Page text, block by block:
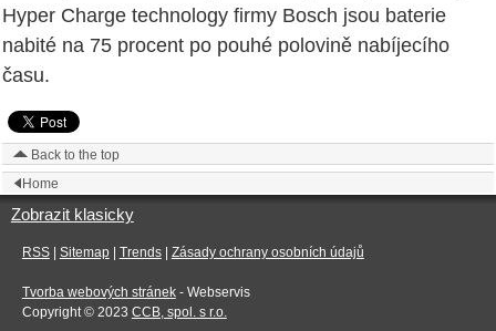
Hyper Charge technology firmy Bosch jsou baterie
nabité na 75 procent po pouhé polovině nabíjecího
času.
Back to the top
Home
Zobrazit klasicky
RSS| Sitemap| Trends| Zásady ochrany osobních údajů
Tvorba webových stránek- Webservis
Copyright © 2023 CCB, spol. s r.o.